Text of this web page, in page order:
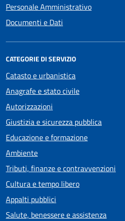
Personale Amministrativo
Documenti e Dati
CATEGORIE DI SERVIZIO
Catasto e urbanistica
Anagrafe e stato civile
Autorizzazioni
Giustizia e sicurezza pubblica
Educazione e formazione
Ambiente
Tributi, finanze e contravvenzioni
Cultura e tempo libero
Appalti pubblici
Salute, benessere e assistenza